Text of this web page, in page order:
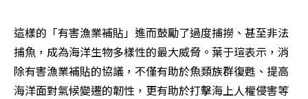
這樣的「有害漁業補貼」進而鼓勵了過度捕撈、甚至非法
捕魚，成為海洋生物多樣性的最大威脅。葉于瑄表示，消
除有害漁業補貼的協議，不僅有助於魚類族群復甦、提高
海洋面對氣候變遷的韌性，更有助於打擊海上人權侵害等